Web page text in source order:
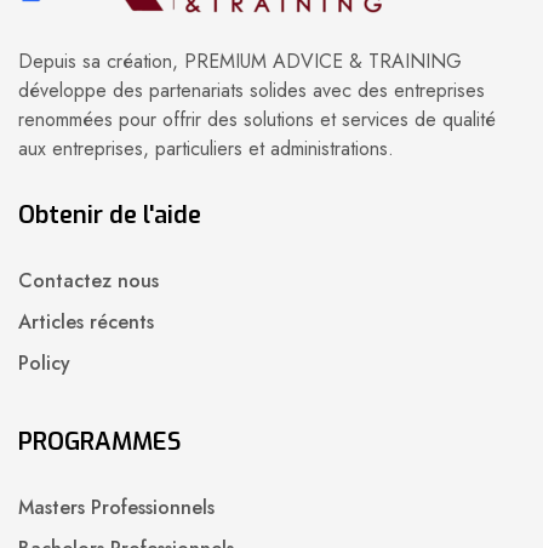
Depuis sa création, PREMIUM ADVICE & TRAINING
développe des partenariats solides avec des entreprises
renommées pour offrir des solutions et services de qualité
aux entreprises, particuliers et administrations.
Obtenir de l'aide
Contactez nous
Articles récents
Policy
PROGRAMMES
Masters Professionnels